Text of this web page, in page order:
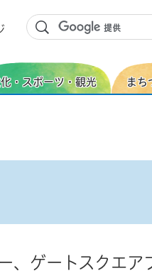
・スポーツ・観光 まち
、ゲートスクエア